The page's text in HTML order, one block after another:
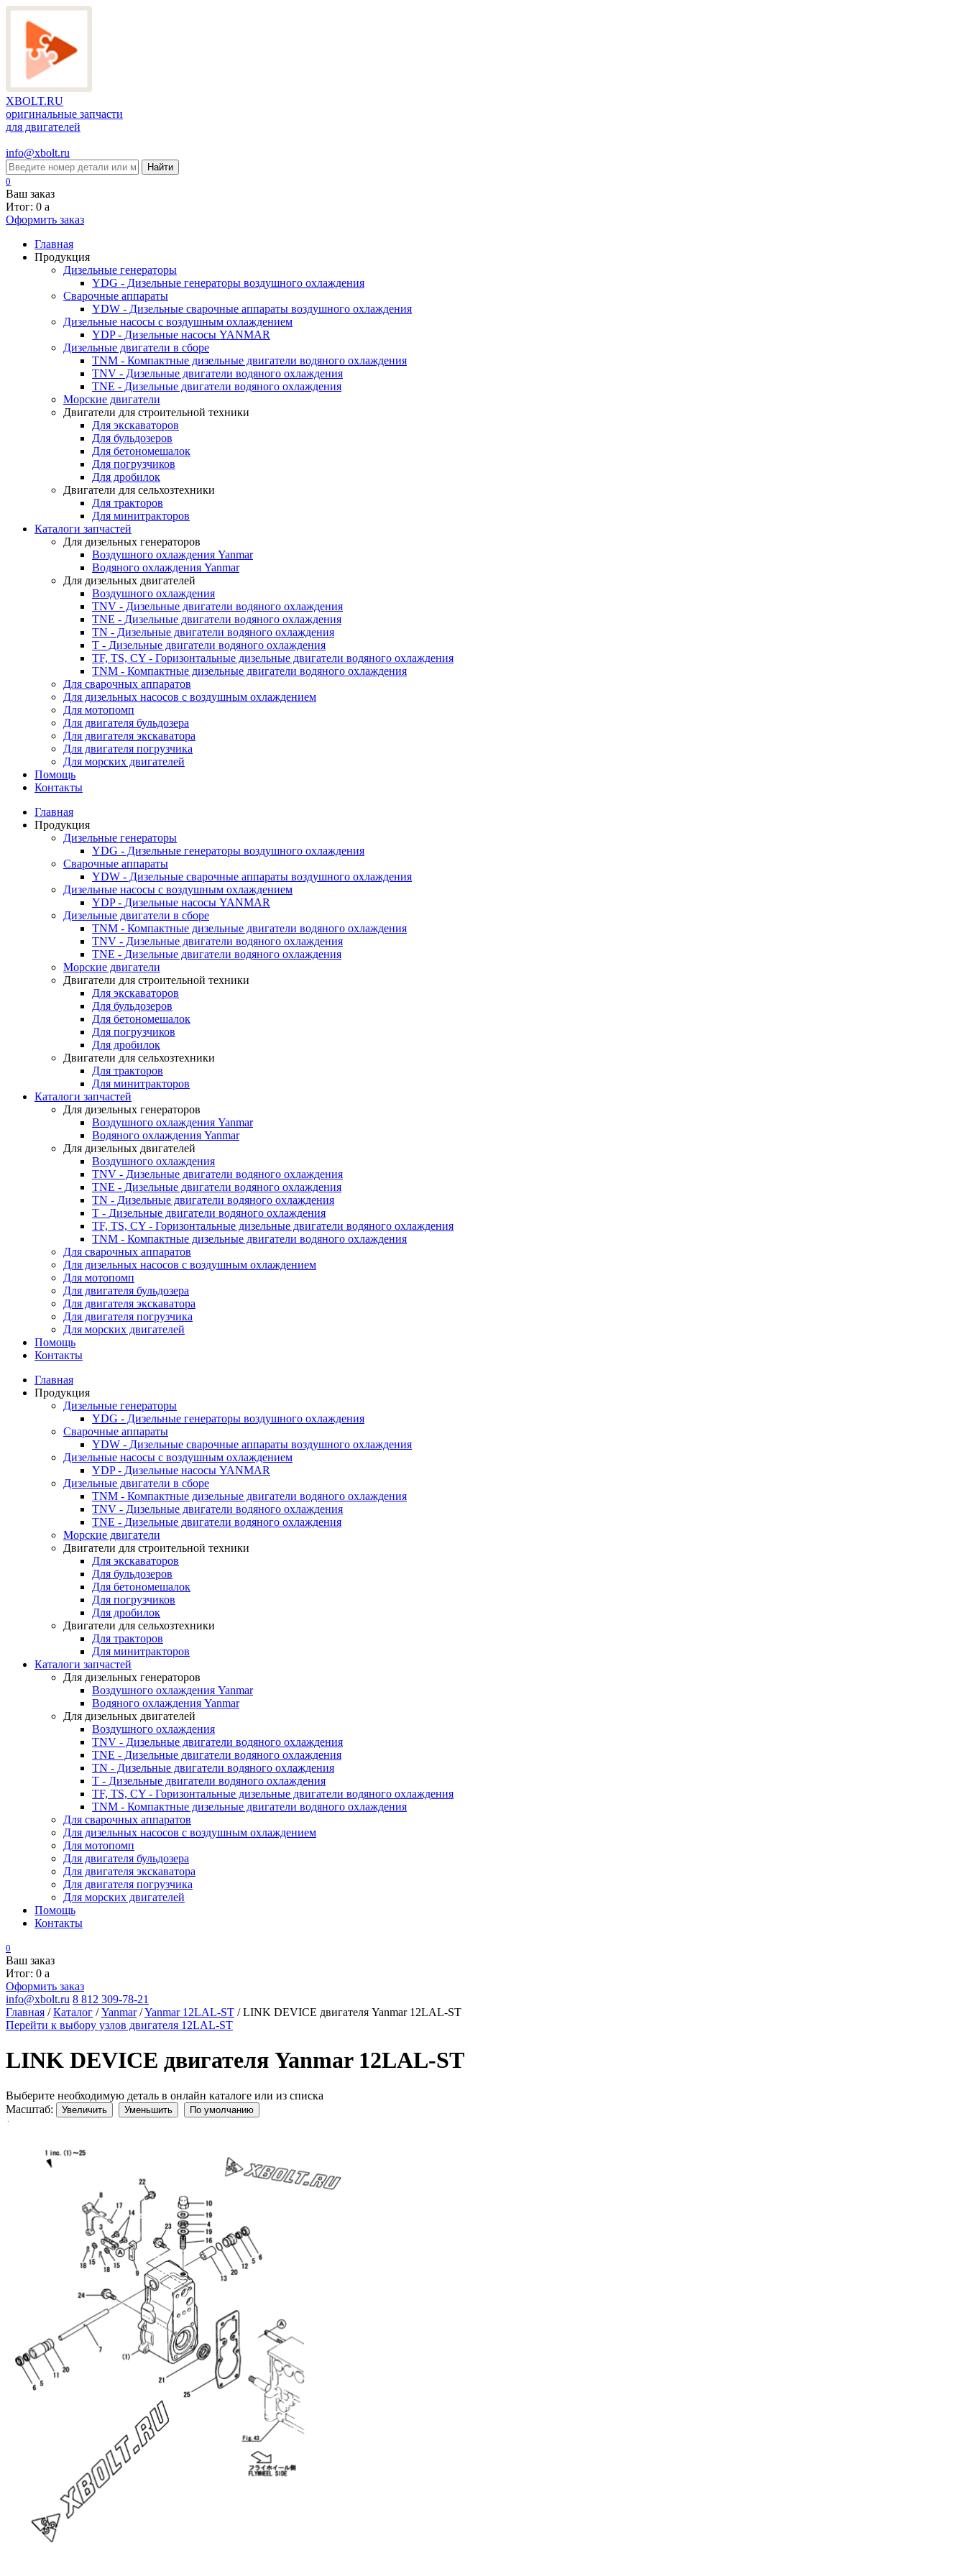
XBOLT.RU
оригинальные запчасти
для двигателей
info@xbolt.ru
Найти
0
Ваш заказ
Итог: 0 a
Оформить заказ
Главная
Продукция
Дизельные генераторы
YDG - Дизельные генераторы воздушного охлаждения
Cварочные аппараты
YDW - Дизельные сварочные аппараты воздушного охлаждения
Дизельные насосы с воздушным охлаждением
YDP - Дизельные насосы YANMAR
Дизельные двигатели в сборе
TNM - Компактные дизельные двигатели водяного охлаждения
TNV - Дизельные двигатели водяного охлаждения
TNE - Дизельные двигатели водяного охлаждения
Морские двигатели
Двигатели для строительной техники
Для экскаваторов
Для бульдозеров
Для бетономешалок
Для погрузчиков
Для дробилок
Двигатели для сельхозтехники
Для тракторов
Для минитракторов
Каталоги запчастей
Для дизельных генераторов
Воздушного охлаждения Yanmar
Водяного охлаждения Yanmar
Для дизельных двигателей
Воздушного охлаждения
TNV - Дизельные двигатели водяного охлаждения
TNE - Дизельные двигатели водяного охлаждения
TN - Дизельные двигатели водяного охлаждения
T - Дизельные двигатели водяного охлаждения
TF, TS, CY - Горизонтальные дизельные двигатели водяного охлаждения
TNM - Компактные дизельные двигатели водяного охлаждения
Для сварочных аппаратов
Для дизельных насосов с воздушным охлаждением
Для мотопомп
Для двигателя бульдозера
Для двигателя экскаватора
Для двигателя погрузчика
Для морских двигателей
Помощь
Контакты
Главная
Продукция
Дизельные генераторы
YDG - Дизельные генераторы воздушного охлаждения
Cварочные аппараты
YDW - Дизельные сварочные аппараты воздушного охлаждения
Дизельные насосы с воздушным охлаждением
YDP - Дизельные насосы YANMAR
Дизельные двигатели в сборе
TNM - Компактные дизельные двигатели водяного охлаждения
TNV - Дизельные двигатели водяного охлаждения
TNE - Дизельные двигатели водяного охлаждения
Морские двигатели
Двигатели для строительной техники
Для экскаваторов
Для бульдозеров
Для бетономешалок
Для погрузчиков
Для дробилок
Двигатели для сельхозтехники
Для тракторов
Для минитракторов
Каталоги запчастей
Для дизельных генераторов
Воздушного охлаждения Yanmar
Водяного охлаждения Yanmar
Для дизельных двигателей
Воздушного охлаждения
TNV - Дизельные двигатели водяного охлаждения
TNE - Дизельные двигатели водяного охлаждения
TN - Дизельные двигатели водяного охлаждения
T - Дизельные двигатели водяного охлаждения
TF, TS, CY - Горизонтальные дизельные двигатели водяного охлаждения
TNM - Компактные дизельные двигатели водяного охлаждения
Для сварочных аппаратов
Для дизельных насосов с воздушным охлаждением
Для мотопомп
Для двигателя бульдозера
Для двигателя экскаватора
Для двигателя погрузчика
Для морских двигателей
Помощь
Контакты
Главная
Продукция
Дизельные генераторы
YDG - Дизельные генераторы воздушного охлаждения
Cварочные аппараты
YDW - Дизельные сварочные аппараты воздушного охлаждения
Дизельные насосы с воздушным охлаждением
YDP - Дизельные насосы YANMAR
Дизельные двигатели в сборе
TNM - Компактные дизельные двигатели водяного охлаждения
TNV - Дизельные двигатели водяного охлаждения
TNE - Дизельные двигатели водяного охлаждения
Морские двигатели
Двигатели для строительной техники
Для экскаваторов
Для бульдозеров
Для бетономешалок
Для погрузчиков
Для дробилок
Двигатели для сельхозтехники
Для тракторов
Для минитракторов
Каталоги запчастей
Для дизельных генераторов
Воздушного охлаждения Yanmar
Водяного охлаждения Yanmar
Для дизельных двигателей
Воздушного охлаждения
TNV - Дизельные двигатели водяного охлаждения
TNE - Дизельные двигатели водяного охлаждения
TN - Дизельные двигатели водяного охлаждения
T - Дизельные двигатели водяного охлаждения
TF, TS, CY - Горизонтальные дизельные двигатели водяного охлаждения
TNM - Компактные дизельные двигатели водяного охлаждения
Для сварочных аппаратов
Для дизельных насосов с воздушным охлаждением
Для мотопомп
Для двигателя бульдозера
Для двигателя экскаватора
Для двигателя погрузчика
Для морских двигателей
Помощь
Контакты
0
Ваш заказ
Итог: 0 a
Оформить заказ
info@xbolt.ru 8 812 309-78-21
Главная /Каталог /Yanmar/Yanmar 12LAL-ST /LINK DEVICE двигателя Yanmar 12LAL-ST
Перейти к выбору узлов двигателя 12LAL-ST
LINK DEVICE двигателя Yanmar 12LAL-ST
Выберите необходимую деталь в онлайн каталоге или из списка
Масштаб:
Увеличить Уменьшить По умолчанию